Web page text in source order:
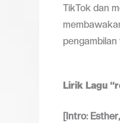
TikTok dan
Lirik Lagu
[Intro: